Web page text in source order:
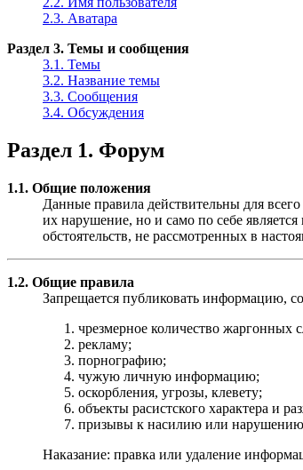
2.3. Аватара
Раздел 3. Темы и сообщения
3.1. Темы
3.2. Название темы
3.3. Сообщения
3.4. Обсуждения
Раздел 1. Форум
1.1. Общие положения
Данные правила действительны для
их нарушение, но и само по себе
обстоятельств, не рассмотренных в
1.2. Общие правила
Запрещается публиковать информацию,
чрезмерное количество жаргонных
рекламу;
порнографию;
чужую личную информацию;
оскорбления, угрозы, клевету;
объекты расистского характера и
призывы к насилию или нарушению
Наказание: правка или удаление